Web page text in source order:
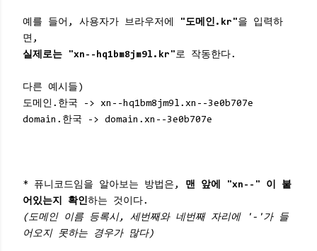
예를 들어, 사용자가 브라우저에 "도메인.kr"을 입력하
면,
실제로는 "xn--hq1bm8jm9l.kr"로 작동한다.
다른 예시들)
도메인.한국 -> xn--hq1bm8jm9l.xn--3e0b707e
domain.한국 -> domain.xn--3e0b707e
* 퓨니코드임을 알아보는 방법은, 맨 앞에 "xn--" 이 붙
어있는지 확인하는 것이다.
(도메인 이름 등록시, 세번째와 네번째 자리에 '-'가 들
어오지 못하는 경우가 많다)